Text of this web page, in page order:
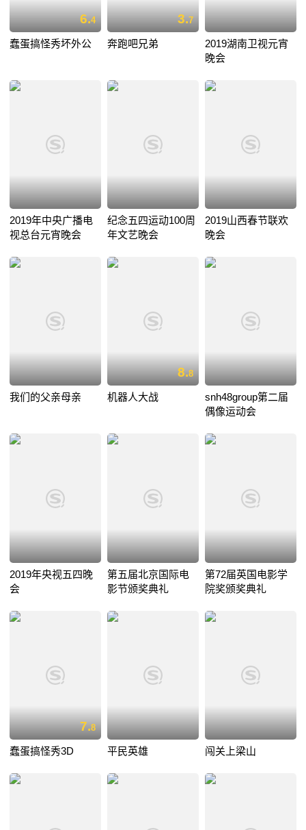
6.4
蠢蛋搞怪秀坏外公
3.7
奔跑吧兄弟
2019湖南卫视元宵
晚会
2019年中央广播电
视总台元宵晚会
纪念五四运动100周
年文艺晚会
2019山西春节联欢
晚会
我们的父亲母亲
8.8
机器人大战
snh48group第二届
偶像运动会
2019年央视五四晚
会
第五届北京国际电
影节颁奖典礼
第72届英国电影学
院奖颁奖典礼
7.8
蠢蛋搞怪秀3D 平民英雄 闯关上梁山